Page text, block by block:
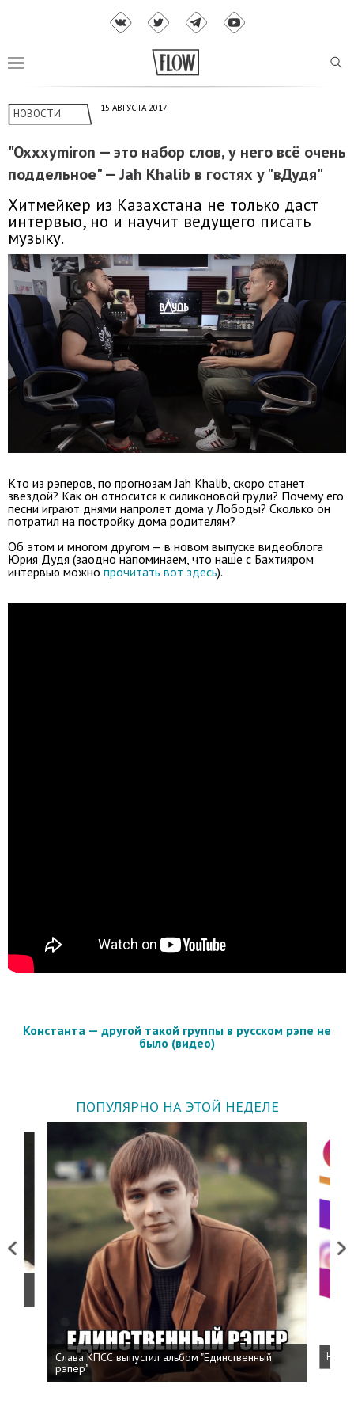
НОВОСТИ 15 АВГУСТА 2017
"Oxxxymiron — это набор слов, у него всё очень
поддельное" — Jah Khalib в гостях у "вДудя"
Хитмейкер из Казахстана не только даст
интервью, но и научит ведущего писать
музыку.
Кто из рэперов, по прогнозам Jah Khalib, скоро станет
звездой? Как он относится к силиконовой груди? Почему его
песни играют днями напролет дома у Лободы? Сколько он
потратил на постройку дома родителям?
Об этом и многом другом — в новом выпуске видеоблога
Юрия Дудя (заодно напоминаем, что наше с Бахтияром
интервью можно прочитать вот здесь).
Константа — другой такой группы в русском рэпе не
было (видео)
ПОПУЛЯРНО НА ЭТОЙ НЕДЕЛЕ
Previous
Слава КПСС выпустил альбом "Единственный
рэпер"
Next